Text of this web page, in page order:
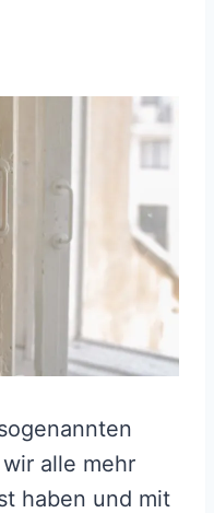
alle mehr
haben und mit